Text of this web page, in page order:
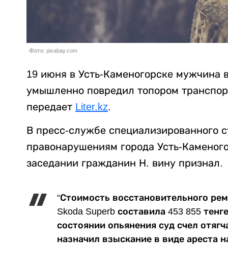
Фото: pixabay.com
19 июня в Усть-Каменогорске мужчина
умышленно повредил топором
передает Liter.kz.
В пресс-службе специализированного
правонарушениям города Усть-
заседании гражданин Н. вину признал.
“Стоимость восстановительного
Skoda Superb составила 453 855
состоянии опьянения суд счел
назначил взыскание в виде ареста